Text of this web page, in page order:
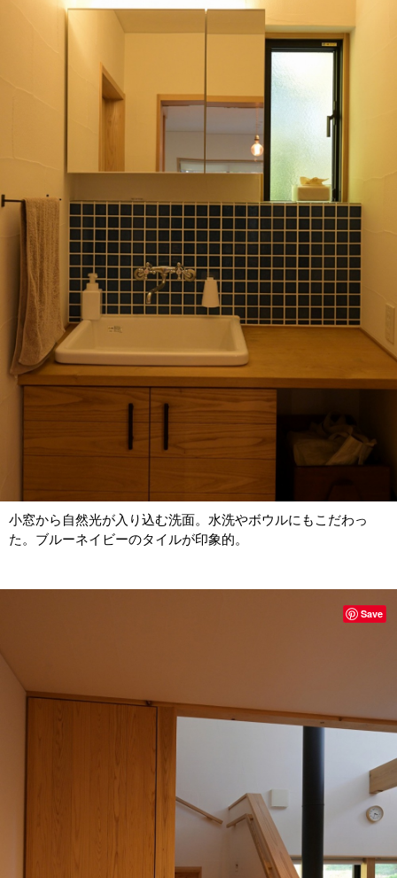
小窓から自然光が入り込む洗面。水洗やボウルにもこだわっ
た。ブルーネイビーのタイルが印象的。
Save